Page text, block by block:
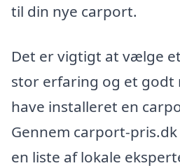
til din nye carport.
Det er vigtigt at vælge
stor erfaring og et godt
have installeret en
Gennem carport-
en liste af lokale